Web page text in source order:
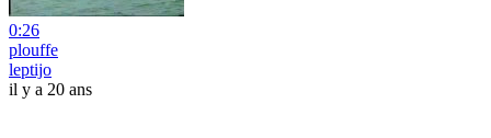
0:26
plouffe
leptijo
il y a 20 ans